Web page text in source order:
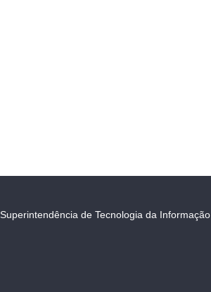
Superintendência de Tecnologia da Informação